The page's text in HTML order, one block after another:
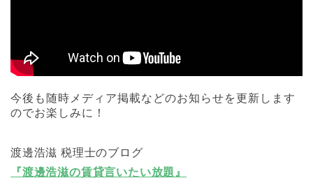
今後も随時メディア掲載などのお知らせを更新します
のでお楽しみに！
渡邊浩滋 税理士のブログ
『渡邊浩滋の賃貸言いたい放題』